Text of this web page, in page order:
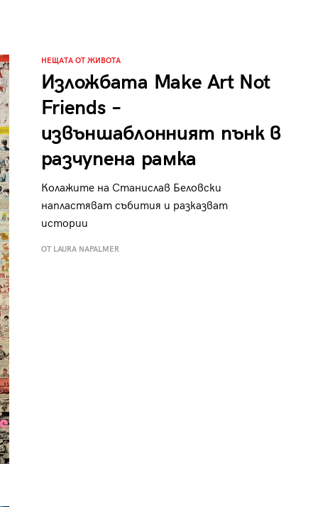
НЕЩАТА ОТ ЖИВОТА
Изложбата Make Art Not
Friends –
извъншаблонният пънк в
разчупена рамка
Колажите на Станислав Беловски
напластяват събития и разказват
истории
ОТ LAURA NAPALMER